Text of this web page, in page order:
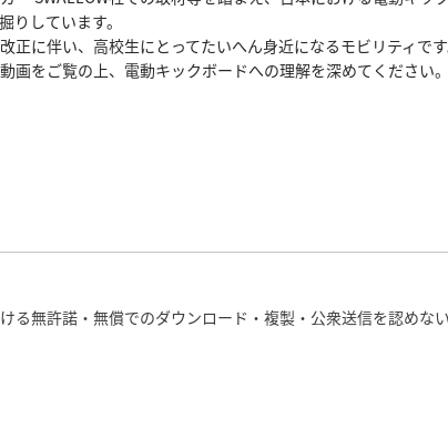
りしています。
正に伴い、高校生にとってたいへん身近になるモビリティです
画をご覧の上、電動キックボードへの理解を深めてください
る無許諾・無償でのダウンロード・複製・公衆送信を認めない